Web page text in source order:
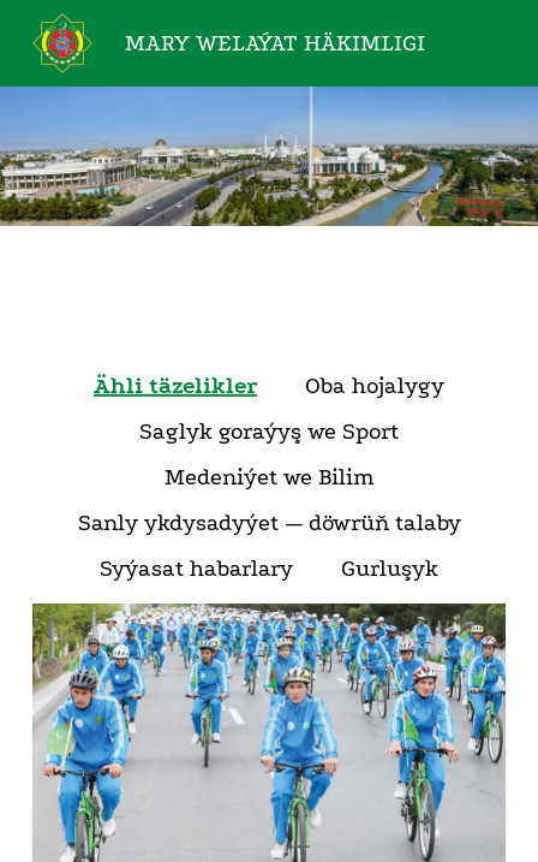
MARY WELAÝAT HÄKIMLIGI
Ähli täzelikler
Oba hojalygy
Saglyk goraýyş we Sport
Medeniýet we Bilim
Sanly ykdysadyýet — döwrüň talaby
Syýasat habarlary
Gurluşyk